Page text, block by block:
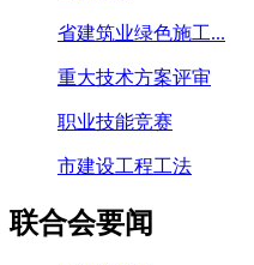
省建筑业绿色施工...
重大技术方案评审
职业技能竞赛
市建设工程工法
联合会要闻